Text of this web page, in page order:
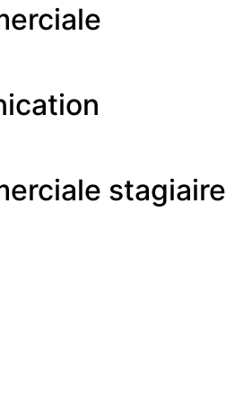
stagiaire